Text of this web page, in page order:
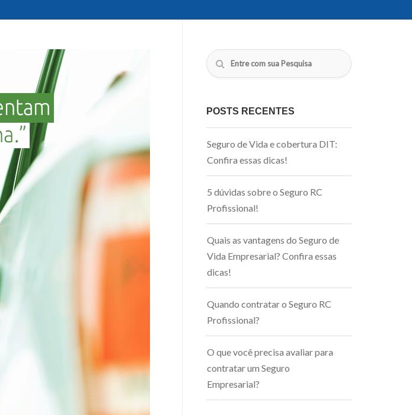
POSTS RECENTES
Seguro de Vida e cobertura DIT:
Confira essas dicas!
5 dúvidas sobre o Seguro RC
Profissional!
Quais as vantagens do Seguro de
Vida Empresarial? Confira essas
dicas!
Quando contratar o Seguro RC
Profissional?
O que você precisa avaliar para
contratar um Seguro
Empresarial?